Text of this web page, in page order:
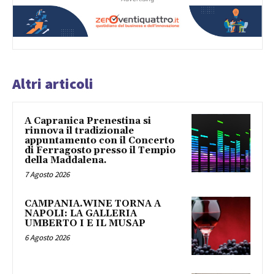
Altri articoli
A Capranica Prenestina si
rinnova il tradizionale
appuntamento con il Concerto
di Ferragosto presso il Tempio
della Maddalena.
7 Agosto 2026
CAMPANIA.WINE TORNA A
NAPOLI: LA GALLERIA
UMBERTO I E IL MUSAP
6 Agosto 2026